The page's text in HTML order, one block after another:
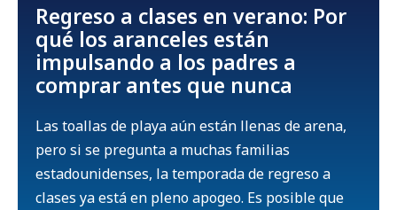
Regreso a clases en verano: Por
qué los aranceles están
impulsando a los padres a
comprar antes que nunca
Las toallas de playa aún están llenas de arena,
pero si se pregunta a muchas familias
estadounidenses, la temporada de regreso a
clases ya está en pleno apogeo. Es posible que